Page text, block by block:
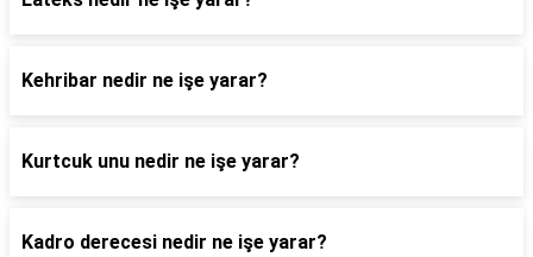
Kehribar nedir ne işe yarar?
Kurtcuk unu nedir ne işe yarar?
Kadro derecesi nedir ne işe yarar?